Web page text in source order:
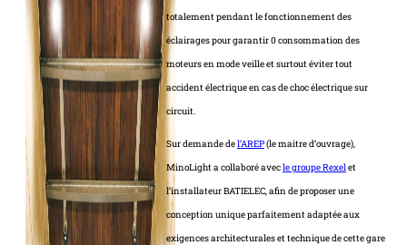
totalement pendant le fonctionnement des
éclairages pour garantir 0 consommation des
moteurs en mode veille et surtout éviter tout
accident électrique en cas de choc électrique sur
circuit.
Sur demande del’AREP(le maitre d’ouvrage),
MinoLight a collaboré avecle groupe Rexelet
l’installateur BATIELEC, afin de proposer une
conception unique parfaitement adaptée aux
exigences architecturales et technique de cette gare